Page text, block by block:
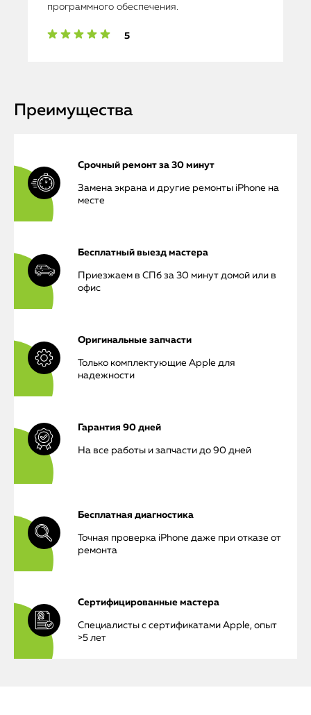
iPhone
Watch
iPad
программного обеспечения.
5
Преимущества
Срочный ремонт за 30 минут
Замена экрана и другие ремонты iPhone на
месте
Бесплатный выезд мастера
Приезжаем в СПб за 30 минут домой или в
офис
Оригинальные запчасти
Только комплектующие Apple для
надежности
Гарантия 90 дней
На все работы и запчасти до 90 дней
Бесплатная диагностика
Точная проверка iPhone даже при отказе от
ремонта
Сертифицированные мастера
Специалисты с сертификатами Apple, опыт
>5 лет